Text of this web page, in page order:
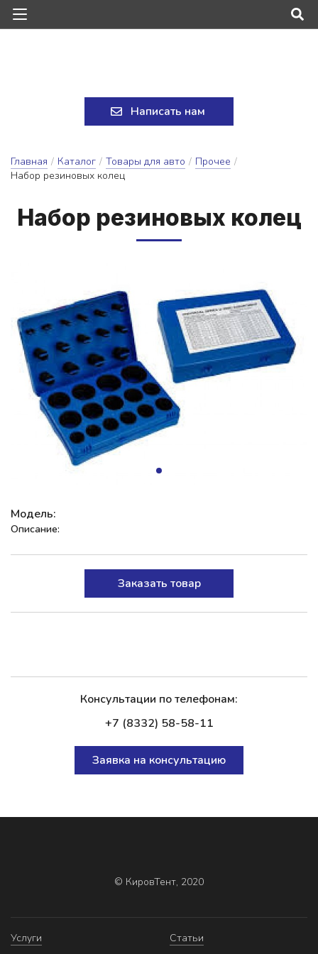
Написать нам
Главная / Каталог / Товары для авто / Прочее /
Набор резиновых колец
На­бор ре­зи­но­вых ко­лец
Модель:
Описание:
Заказать товар
Консультации по телефонам:
+7 (8332) 58-58-11
Заявка на консультацию
© КировТент, 2020
Услуги Статьи